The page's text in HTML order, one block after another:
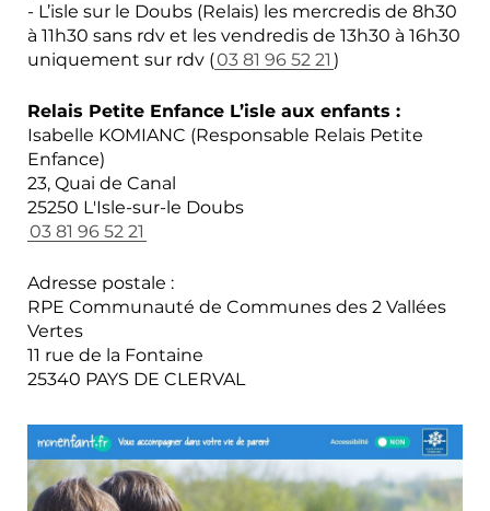
- L’isle sur le Doubs (Relais) les mercredis de 8h30
à 11h30 sans rdv et les vendredis de 13h30 à 16h30
uniquement sur rdv (03 81 96 52 21 )
Relais Petite Enfance L’isle aux enfants :
Isabelle KOMIANC (Responsable Relais Petite
Enfance)
23, Quai de Canal
25250 L'Isle-sur-le Doubs
03 81 96 52 21
Adresse postale :
RPE Communauté de Communes des 2 Vallées
Vertes
11 rue de la Fontaine
25340 PAYS DE CLERVAL